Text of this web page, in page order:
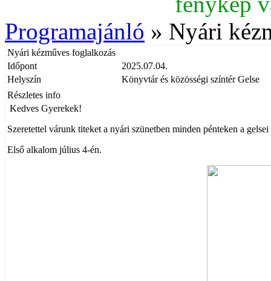
Programajánló » Nyári
Nyári kézműves foglalkozás
Időpont
2025.07.04.
Helyszín
Könyvtár és közösségi színtér Gelse
Részletes info
Kedves Gyerekek!
Szeretettel várunk titeket a nyári szünetben minden pénteken a
Első alkalom július 4-én.